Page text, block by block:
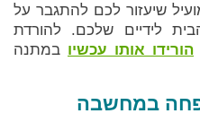
שיעזור לכם להתגבר על
לידיים שלכם. להורדת
אותו עכשיובמתנה
במחשבה